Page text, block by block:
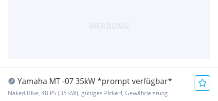
Yamaha MT -07 35kW *prompt verfügbar*
Naked Bike, 48 PS (35 kW), gültiges Pickerl, Gewährleistung